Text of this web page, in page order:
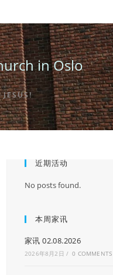
in Oslo
近期活动
No posts found.
本周家讯
家讯 02.08.2026
2026年8月2日 / 0 COMMENTS